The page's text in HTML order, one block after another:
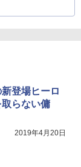
登場ヒーロ
らない傭
2019年4月20日